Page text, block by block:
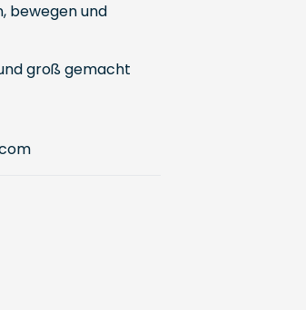
bewegen und
groß gemacht